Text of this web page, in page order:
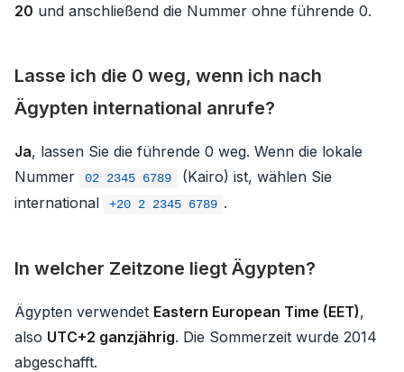
20 und anschließend die Nummer ohne führende 0.
Lasse ich die 0 weg, wenn ich nach
Ägypten international anrufe?
Ja, lassen Sie die führende 0 weg. Wenn die lokale
Nummer
02 2345 6789
(Kairo) ist, wählen Sie
international
+20 2 2345 6789 .
In welcher Zeitzone liegt Ägypten?
Ägypten verwendet Eastern European Time (EET),
also UTC+2 ganzjährig. Die Sommerzeit wurde 2014
abgeschafft.